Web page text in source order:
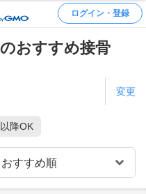
ログイン・登録
おすすめ接骨
変更
降OK